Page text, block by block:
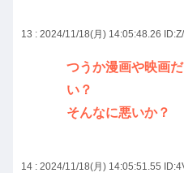
13 : 2024/11/18(月) 14:05:48.26
つうか漫画や映画
い？
そんなに悪いか？
14 : 2024/11/18(月) 14:05:51.55